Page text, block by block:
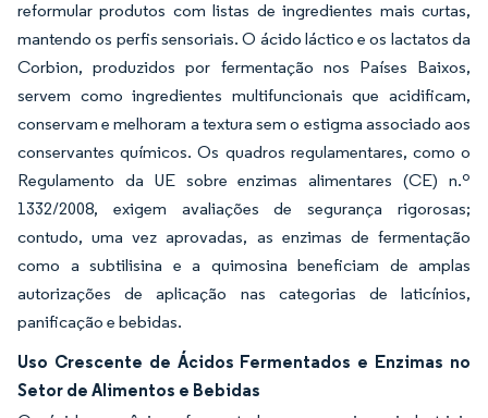
reformular produtos com listas de ingredientes mais curtas,
mantendo os perfis sensoriais. O ácido láctico e os lactatos da
Corbion, produzidos por fermentação nos Países Baixos,
servem como ingredientes multifuncionais que acidificam,
conservam e melhoram a textura sem o estigma associado aos
conservantes químicos. Os quadros regulamentares, como o
Regulamento da UE sobre enzimas alimentares (CE) n.º
1332/2008, exigem avaliações de segurança rigorosas;
contudo, uma vez aprovadas, as enzimas de fermentação
como a subtilisina e a quimosina beneficiam de amplas
autorizações de aplicação nas categorias de laticínios,
panificação e bebidas.
Uso Crescente de Ácidos Fermentados e Enzimas no
Setor de Alimentos e Bebidas